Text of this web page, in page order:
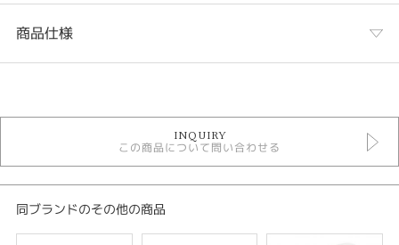
商品仕様
結婚指輪
Pink Dolphin Diamond 結婚指輪
結婚指輪 ウェーブ・S字
結婚指輪 プラチナカラー
結婚指輪 ３～7石
結婚指輪 甲丸
結婚指輪 ピンクダイヤモンド
INQUIRY
この商品について問い合わせる
同ブランドのその他の商品